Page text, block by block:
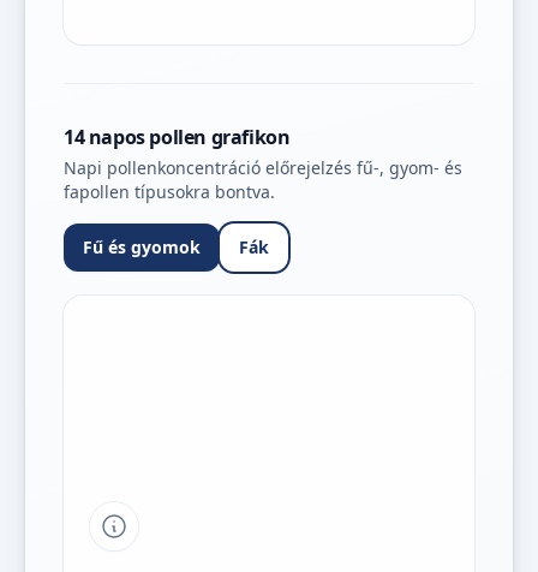
14 napos pollen grafikon
Napi pollenkoncentráció előrejelzés fű-, gyom- és
fapollen típusokra bontva.
Fű és gyomok Fák
Tipp a grafikon jelmagyarázatához